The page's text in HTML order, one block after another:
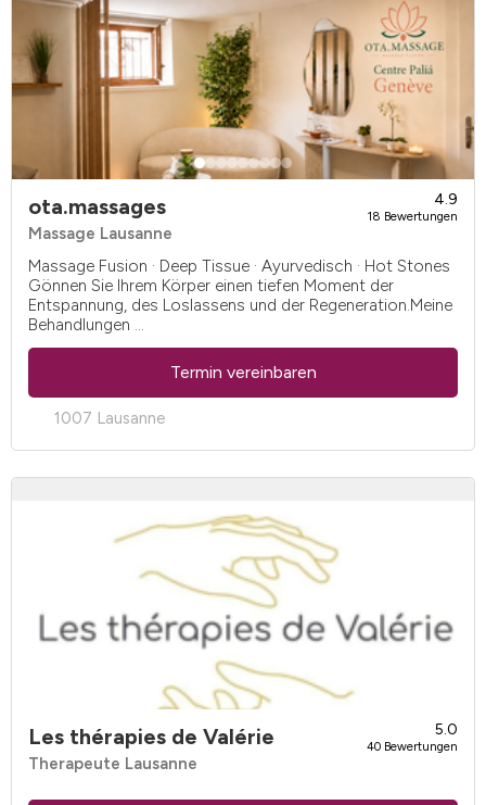
ota.massages 4.9
18 Bewertungen
Massage Lausanne
Massage Fusion · Deep Tissue · Ayurvedisch · Hot Stones
Gönnen Sie Ihrem Körper einen tiefen Moment der
Entspannung, des Loslassens und der Regeneration.Meine
Behandlungen ...
1007 Lausanne
Termin vereinbaren
Les thérapies de Valérie 5.0
40 Bewertungen
Therapeute Lausanne